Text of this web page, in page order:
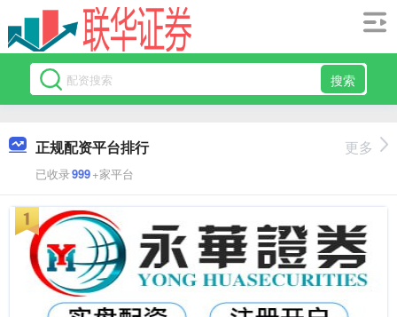
搜索
正规配资平台排行
已收录999+家平台
更多